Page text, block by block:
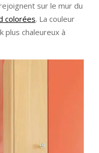
sur le mur du
colorées. La couleur
plus chaleureux à